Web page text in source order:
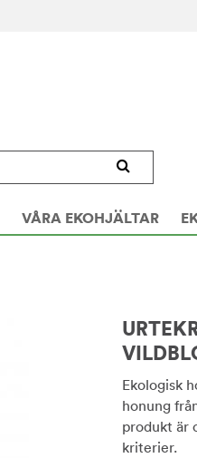
VÅRA EKOHJÄLTAR
Ekologisk
honung
produkt är
kriterier.